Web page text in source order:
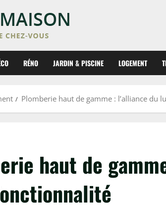
RÉNO JARDIN & PISCINE LOGEMENT
Plomberie haut de gamme : l’alliance du
haut de